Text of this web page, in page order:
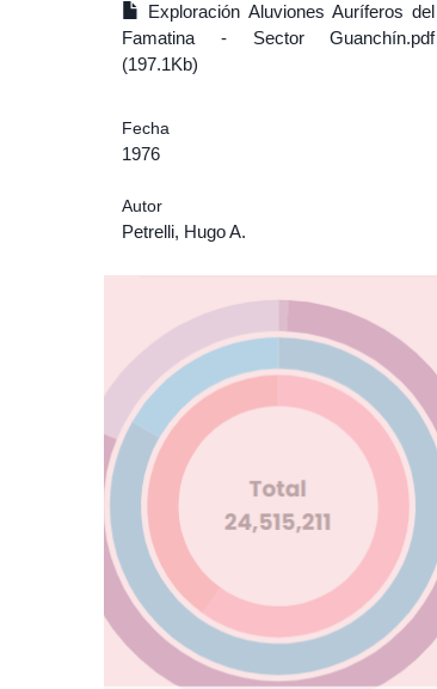
Exploración Aluviones Auríferos del
Famatina - Sector Guanchín.pdf
(197.1Kb)
Fecha
1976
Autor
Petrelli, Hugo A.